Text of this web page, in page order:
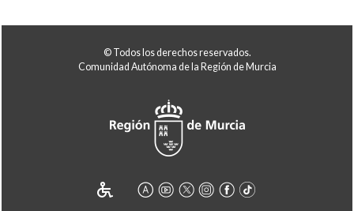
© Todos los derechos reservados.
Comunidad Autónoma de la Región de Murcia